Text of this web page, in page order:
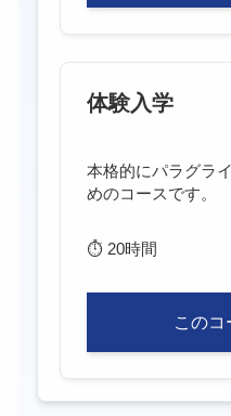
体験入学
本格的にパラグラ
めのコースです。
⏱ 20時間
このコ